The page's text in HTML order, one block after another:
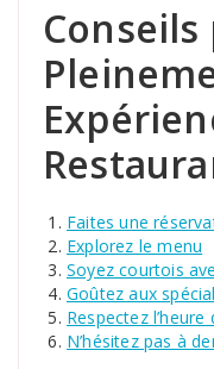
Faites une
Explorez le menu
Soyez courtois
Goûtez aux
Respectez
N’hésitez pas à